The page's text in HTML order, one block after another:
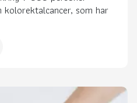
som har